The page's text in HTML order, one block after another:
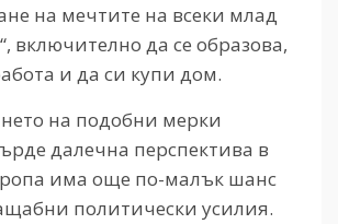
на мечтите на всеки млад
включително да се образова,
и да си купи дом.
на подобни мерки
далечна перспектива в
има още по-малък шанс
политически усилия.